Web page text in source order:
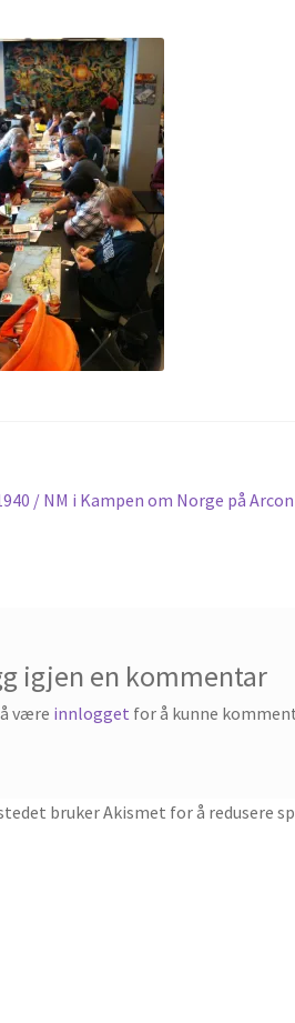
/ NM i Kampen om Norge på
igjen en kommentar
være innlogget for å kunne
bruker Akismet for å redusere